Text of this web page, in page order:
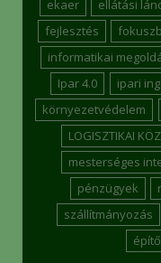
ekaer
ellátási
fejlesztés
informatikai
Ipar 4.0
ipari
környezetvédelem
LOGISZTIKAI
mesterséges
pénzügyek
szállítmányozás